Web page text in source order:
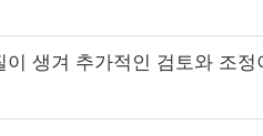
생겨 추가적인 검토와 조정